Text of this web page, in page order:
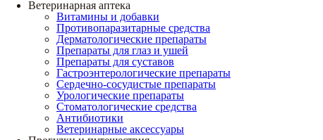
Ветеринарная аптека
Витамины и добавки
Противопаразитарные средства
Дерматологические препараты
Препараты для глаз и ушей
Препараты для суставов
Гастроэнтерологические препараты
Сердечно-сосудистые препараты
Урологические препараты
Стоматологические средства
Антибиотики
Ветеринарные аксессуары